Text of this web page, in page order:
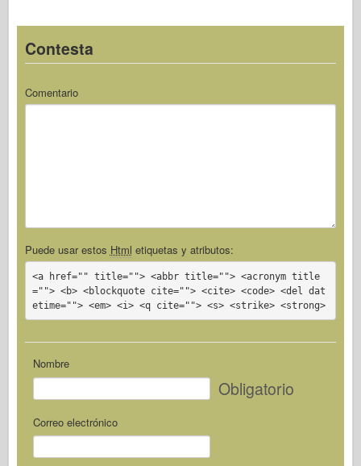
Contesta
Comentario
Puede usar estos Html etiquetas y atributos:
<a href="" title=""> <abbr title=""> <acronym title
=""> <b> <blockquote cite=""> <cite> <code> <del dat
etime=""> <em> <i> <q cite=""> <s> <strike> <strong>
Nombre
Obligatorio
Correo electrónico